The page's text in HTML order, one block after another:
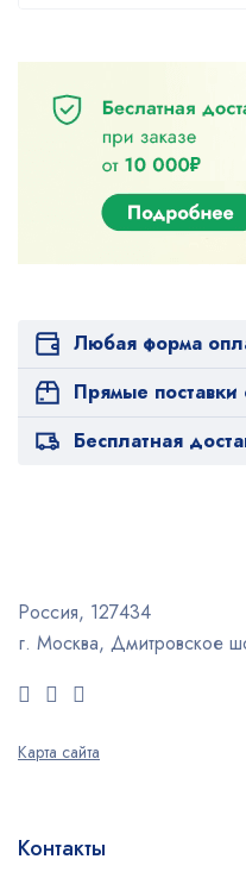
Любая форма
Прямые поставки
Бесплатная
Россия, 127434
г. Москва, Дмитровское
Карта сайта
Контакты